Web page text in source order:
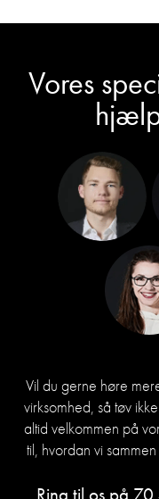
Vores
Vil du gerne høre
virksomhed, så tøv
altid velkommen på
til, hvordan vi
Ring til os på 70